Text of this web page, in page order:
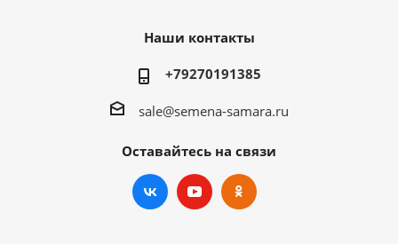
Наши контакты
+79270191385
sale@semena-samara.ru
Оставайтесь на связи